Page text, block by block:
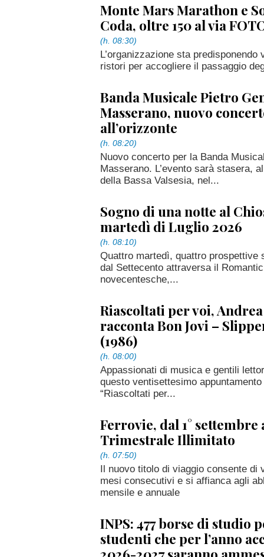
Monte Mars Marathon e
Coda, oltre 150 al via
(h. 08:30)
L’organizzazione sta
ristori per accogliere il passaggio
Banda Musicale Pietro
Masserano, nuovo
all’orizzonte
(h. 08:20)
Nuovo concerto per la Banda
Masserano. L’evento sarà stasera,
della Bassa Valsesia, nel...
Sogno di una notte al
martedì di Luglio 2026
(h. 08:10)
Quattro martedì, quattro prospettive
dal Settecento attraversa il
novecentesche,...
Riascoltati per voi,
racconta Bon Jovi –
(1986)
(h. 08:00)
Appassionati di musica e gentili
questo ventisettesimo
“Riascoltati per...
Ferrovie, dal 1°
Trimestrale Illimitato
(h. 07:50)
Il nuovo titolo di viaggio consente di
mesi consecutivi e si affianca agli
mensile e annuale
INPS: 477 borse di studio
studenti che per l’anno